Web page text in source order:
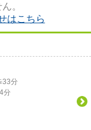
。
はこちら
33分
分